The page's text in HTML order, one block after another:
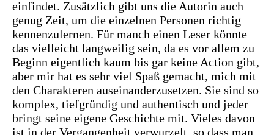
einfindet. Zusätzlich gibt uns die Autorin auch
genug Zeit, um die einzelnen Personen richtig
kennenzulernen. Für manch einen Leser könnte
das vielleicht langweilig sein, da es vor allem zu
Beginn eigentlich kaum bis gar keine Action gibt,
aber mir hat es sehr viel Spaß gemacht, mich mit
den Charakteren auseinanderzusetzen. Sie sind so
komplex, tiefgründig und authentisch und jeder
bringt seine eigene Geschichte mit. Vieles davon
ist in der Vergangenheit verwurzelt, so dass man